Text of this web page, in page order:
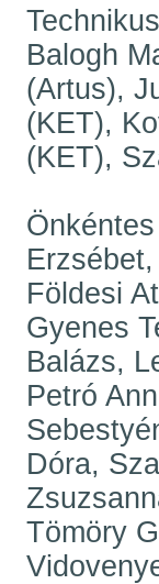
Balogh
(Artus),
(KET),
(KET),
Földesi
Gyenes
Balázs,
Petró
Dóra,
Tömöry